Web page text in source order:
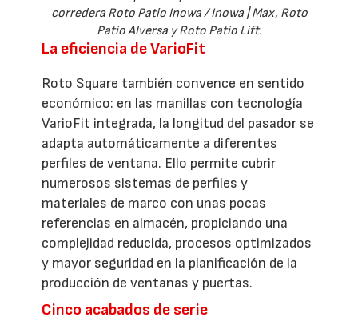
corredera Roto Patio Inowa / Inowa | Max, Roto
Patio Alversa y Roto Patio Lift.
La eficiencia de VarioFit
Roto Square también convence en sentido
económico: en las manillas con tecnología
VarioFit integrada, la longitud del pasador se
adapta automáticamente a diferentes
perfiles de ventana. Ello permite cubrir
numerosos sistemas de perfiles y
materiales de marco con unas pocas
referencias en almacén, propiciando una
complejidad reducida, procesos optimizados
y mayor seguridad en la planificación de la
producción de ventanas y puertas.
Cinco acabados de serie